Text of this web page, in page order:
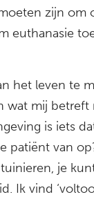
zijn om
euthanasie
het leven te
wat mij betreft
is iets
patiënt van
je
Ik vind